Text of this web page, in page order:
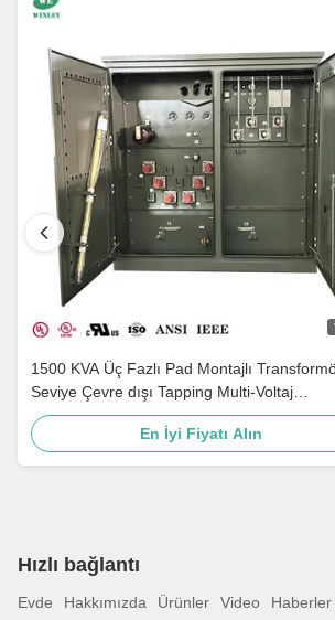
1500 KVA Üç Fazlı Pad Montajlı
Seviye Çevre dışı Tapping Multi-Voltaj
Adaptasyonu ve Yerleştirme Porselen
En İyi Fiyatı Alın
Hızlı bağlantı
Evde Hakkımızda Ürünler Video Haberler